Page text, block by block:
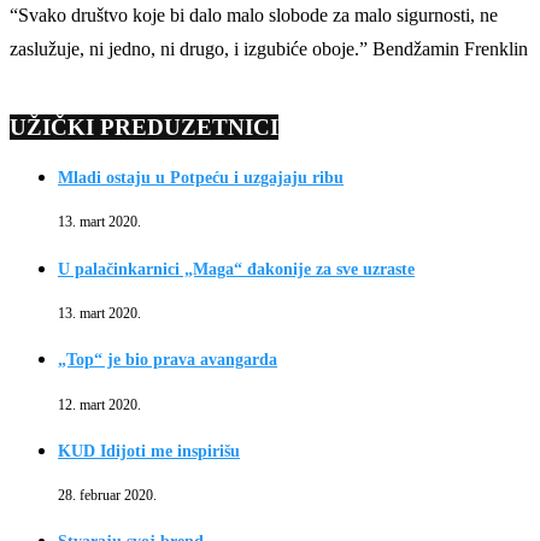
“Svako društvo koje bi dalo malo slobode za malo sigurnosti, ne
zaslužuje, ni jedno, ni drugo, i izgubiće oboje.” Bendžamin Frenklin
UŽIČKI PREDUZETNICI
Mladi ostaju u Potpeću i uzgajaju ribu
13. mart 2020.
U palačinkarnici „Maga“ đakonije za sve uzraste
13. mart 2020.
„Top“ je bio prava avangarda
12. mart 2020.
KUD Idijoti me inspirišu
28. februar 2020.